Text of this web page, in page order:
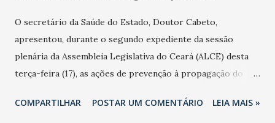
O secretário da Saúde do Estado, Doutor Cabeto,
apresentou, durante o segundo expediente da sessão
plenária da Assembleia Legislativa do Ceará (ALCE) desta
terça-feira (17), as ações de prevenção à propagação do
adotadas pelo Governo do Estado na contenção da
COMPARTILHAR POSTAR UM COMENTÁRIO LEIA MAIS »